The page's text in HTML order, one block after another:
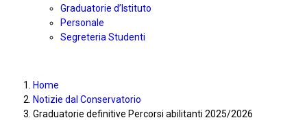
Graduatorie d’Istituto
Personale
Segreteria Studenti
Home
Notizie dal Conservatorio
Graduatorie definitive Percorsi abilitanti 2025/2026